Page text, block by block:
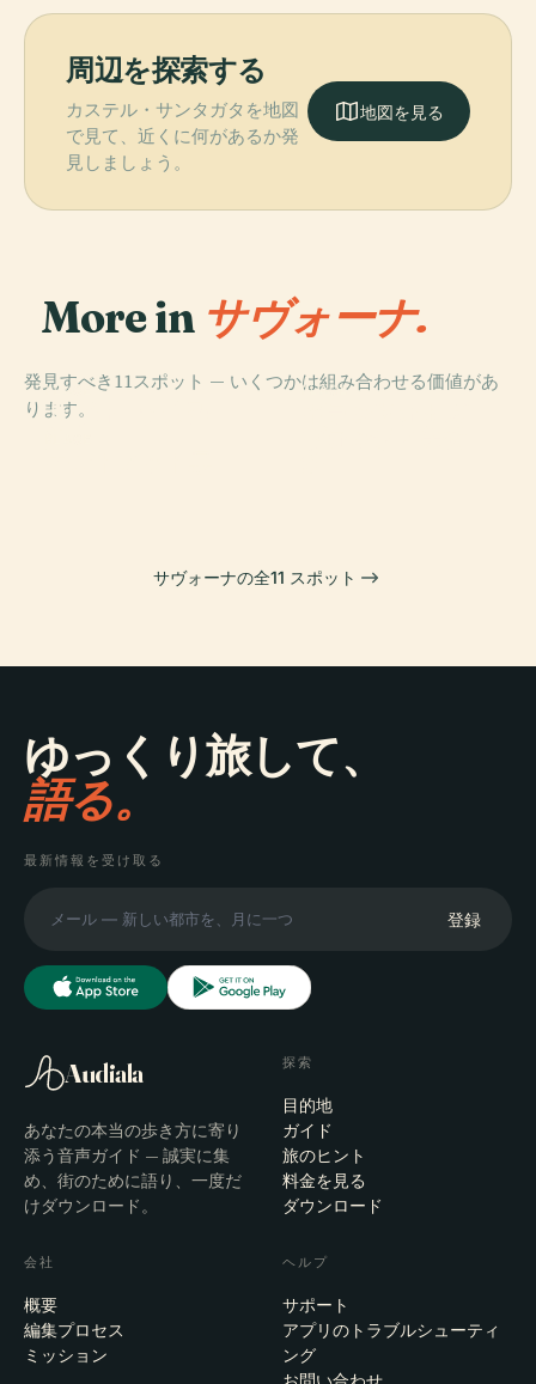
周辺を探索する
カステル・サンタガタを地図
で見て、近くに何があるか発
見しましょう。
地図を見る
More in サヴォーナ.
発見すべき11スポット — いくつかは組み合わせる価値があ
ります。
PLACE
サヴォーナ大聖
PLACE
PLACE
サヴォーナの全11 スポット
ゆっくり旅して、
語る。
最新情報を受け取る
登録
Audiala
あなたの本当の歩き方に寄り
添う音声ガイド — 誠実に集
め、街のために語り、一度だ
けダウンロード。
探索
目的地
ガイド
旅のヒント
料金を見る
ダウンロード
会社
概要
編集プロセス
ミッション
ヘルプ
サポート
アプリのトラブルシューティ
ング